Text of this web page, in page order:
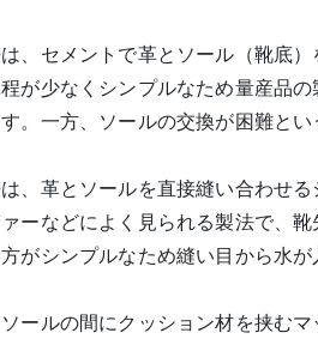
、セメントで革とソール（靴底）
が少なくシンプルなため量産品
。一方、ソールの交換が困難とい
、革とソールを直接縫い合わせる
ーなどによく見られる製法で、
がシンプルなため縫い目から水
ールの間にクッション材を挟む